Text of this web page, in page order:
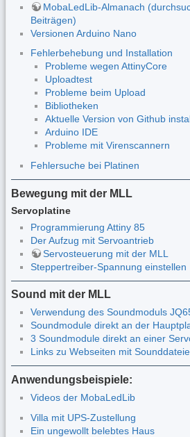
MobaLedLib-Almanach
Beiträgen)
Versionen Arduino Nano
Fehlerbehebung und Installation
Probleme wegen AttinyCore
Uploadtest
Probleme beim Upload
Bibliotheken
Aktuelle Version von Github
Arduino IDE
Probleme mit Virenscannern
Fehlersuche bei Platinen
Bewegung mit der MLL
Servoplatine
Programmierung Attiny 85
Der Aufzug mit Servoantrieb
Servosteuerung mit der MLL
Steppertreiber-Spannung einstellen
Sound mit der MLL
Verwendung des Soundmoduls
Soundmodule direkt an der
3 Soundmodule direkt an einer
Links zu Webseiten mit
Anwendungsbeispiele:
Videos der MobaLedLib
Villa mit UPS-Zustellung
Ein ungewollt belebtes Haus